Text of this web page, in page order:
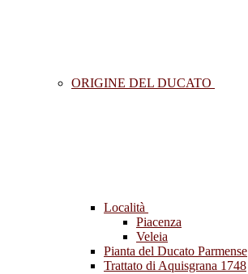
ORIGINE DEL DUCATO
Località
Piacenza
Veleia
Pianta del Ducato Parmense
Trattato di Aquisgrana 1748